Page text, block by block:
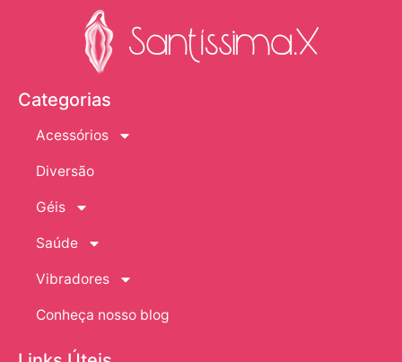
Categorias
Acessórios
Diversão
Géis
Saúde
Vibradores
Conheça nosso blog